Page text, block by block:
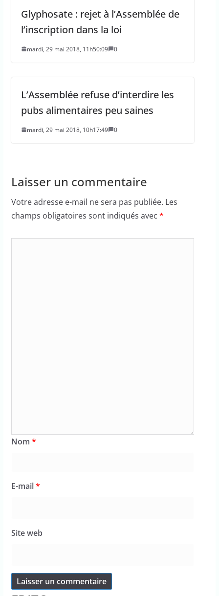
Glyphosate : rejet à l’Assemblée de
l’inscription dans la loi
mardi, 29 mai 2018, 11h50:09 0
L’Assemblée refuse d’interdire les
pubs alimentaires peu saines
mardi, 29 mai 2018, 10h17:49 0
Laisser un commentaire
Votre adresse e-mail ne sera pas publiée. Les
champs obligatoires sont indiqués avec *
Nom *
E-mail*
Site web